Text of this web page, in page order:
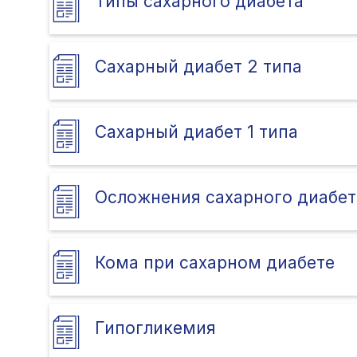
Сахарный диабет 2 типа
Сахарный диабет 1 типа
Осложнения сахарного
Кома при сахарном диабете
Гипогликемия